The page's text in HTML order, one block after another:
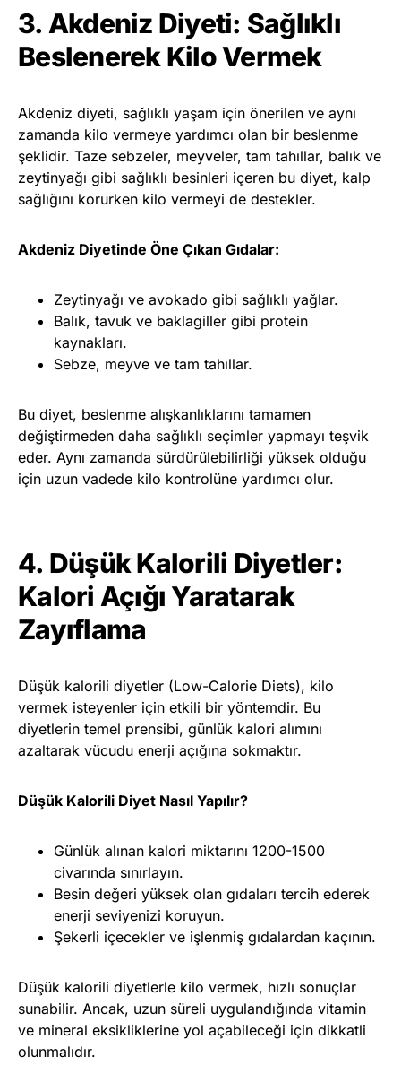
3. Akdeniz Diyeti: Sağlıklı
Beslenerek Kilo Vermek
Akdeniz diyeti, sağlıklı yaşam için önerilen ve aynı
zamanda kilo vermeye yardımcı olan bir beslenme
şeklidir. Taze sebzeler, meyveler, tam tahıllar, balık ve
zeytinyağı gibi sağlıklı besinleri içeren bu diyet, kalp
sağlığını korurken kilo vermeyi de destekler.
Akdeniz Diyetinde Öne Çıkan Gıdalar:
Zeytinyağı ve avokado gibi sağlıklı yağlar.
Balık, tavuk ve baklagiller gibi protein
kaynakları.
Sebze, meyve ve tam tahıllar.
Bu diyet, beslenme alışkanlıklarını tamamen
değiştirmeden daha sağlıklı seçimler yapmayı teşvik
eder. Aynı zamanda sürdürülebilirliği yüksek olduğu
için uzun vadede kilo kontrolüne yardımcı olur.
4. Düşük Kalorili Diyetler:
Kalori Açığı Yaratarak
Zayıflama
Düşük kalorili diyetler (Low-Calorie Diets), kilo
vermek isteyenler için etkili bir yöntemdir. Bu
diyetlerin temel prensibi, günlük kalori alımını
azaltarak vücudu enerji açığına sokmaktır.
Düşük Kalorili Diyet Nasıl Yapılır?
Günlük alınan kalori miktarını 1200-1500
civarında sınırlayın.
Besin değeri yüksek olan gıdaları tercih ederek
enerji seviyenizi koruyun.
Şekerli içecekler ve işlenmiş gıdalardan kaçının.
Düşük kalorili diyetlerle kilo vermek, hızlı sonuçlar
sunabilir. Ancak, uzun süreli uygulandığında vitamin
ve mineral eksikliklerine yol açabileceği için dikkatli
olunmalıdır.